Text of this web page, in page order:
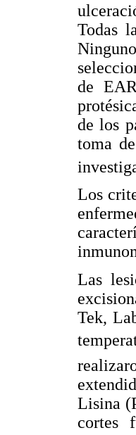
Todas
de
de los
toma
Los
Las
Tek,
Lisina
cortes